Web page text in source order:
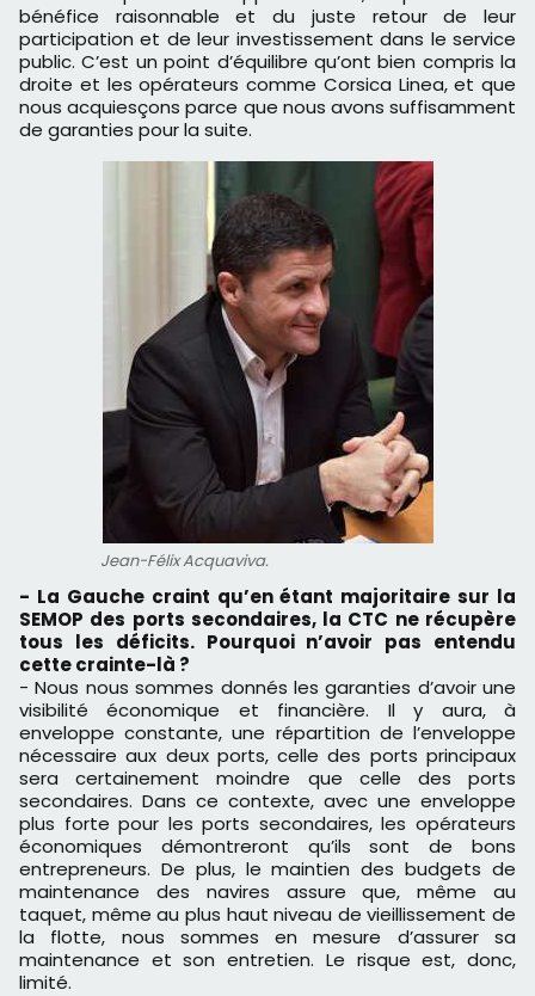
bénéfice raisonnable et du juste retour de leur
participation et de leur investissement dans le service
public. C’est un point d’équilibre qu’ont bien compris la
droite et les opérateurs comme Corsica Linea, et que
nous acquiesçons parce que nous avons suffisamment
de garanties pour la suite.
Jean-Félix Acquaviva.
- La Gauche craint qu’en étant majoritaire sur la
SEMOP des ports secondaires, la CTC ne récupère
tous les déficits. Pourquoi n’avoir pas entendu
cette crainte-là ?
- Nous nous sommes donnés les garanties d’avoir une
visibilité économique et financière. Il y aura, à
enveloppe constante, une répartition de l’enveloppe
nécessaire aux deux ports, celle des ports principaux
sera certainement moindre que celle des ports
secondaires. Dans ce contexte, avec une enveloppe
plus forte pour les ports secondaires, les opérateurs
économiques démontreront qu’ils sont de bons
entrepreneurs. De plus, le maintien des budgets de
maintenance des navires assure que, même au
taquet, même au plus haut niveau de vieillissement de
la flotte, nous sommes en mesure d’assurer sa
maintenance et son entretien. Le risque est, donc,
limité.